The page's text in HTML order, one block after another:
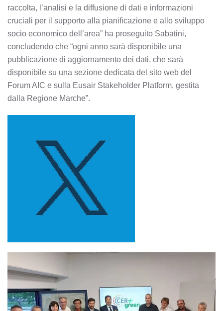
raccolta, l’analisi e la diffusione di dati e informazioni
cruciali per il supporto alla pianificazione e allo sviluppo
socio economico dell’area” ha proseguito Sabatini,
concludendo che “ogni anno sarà disponibile una
pubblicazione di aggiornamento dei dati, che sarà
disponibile su una sezione dedicata del sito web del
Forum AIC e sulla Eusair Stakeholder Platform, gestita
dalla Regione Marche”.